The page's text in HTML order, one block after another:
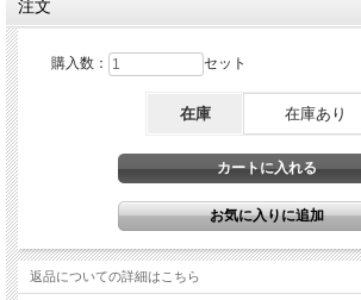
注文
購入数： セット
在庫 在庫あり
返品についての詳細はこちら